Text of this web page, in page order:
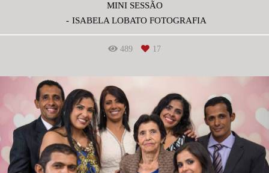
MINI SESSÃO
ISABELA LOBATO FOTOGRAFIA
489 17